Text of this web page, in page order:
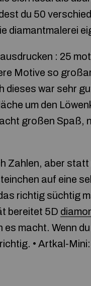
du 50
diamantmalerei
: 25
Motive so
dieses war sehr
um den
großen Spaß,
Zahlen, aber statt
auf eine
richtig süchtig
bereitet 5D
macht. Wenn
• Artkal-